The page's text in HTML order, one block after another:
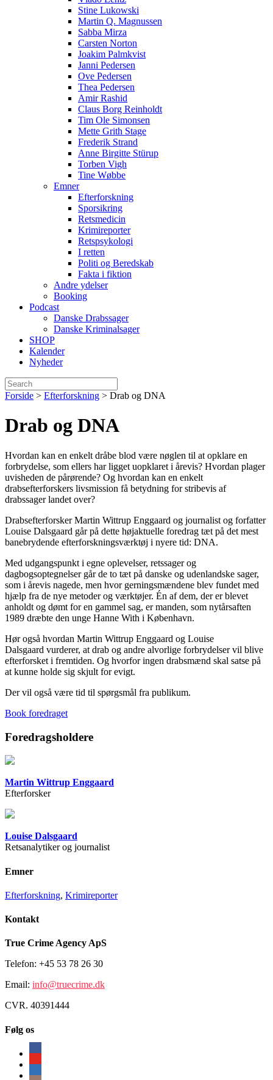
Stine Lukowski
Martin Q. Magnussen
Sabba Mirza
Carsten Norton
Joakim Palmkvist
Janni Pedersen
Ove Pedersen
Thea Pedersen
Amir Rashid
Claus Borg Reinholdt
Tim Ole Simonsen
Mette Grith Stage
Frederik Strand
Anne Birgitte Stürup
Torben Vigh
Tine Wøbbe
Emner
Efterforskning
Sporsikring
Retsmedicin
Krimireporter
Retspsykologi
I retten
Politi og Beredskab
Fakta i fiktion
Andre ydelser
Booking
Podcast
Danske Drabssager
Danske Kriminalsager
SHOP
Kalender
Nyheder
Forside > Efterforskning > Drab og DNA
Drab og DNA
Hvordan kan en enkelt dråbe blod være nøglen til at opklare en
forbrydelse, som ellers har ligget uopklaret i årevis? Hvordan plager
uvisheden de pårørende? Og hvordan kan en enkelt
drabsefterforskers livsmission få betydning for stribevis af
drabssager landet over?
Drabsefterforsker Martin Wittrup Enggaard og journalist og forfatter
Louise Dalsgaard går på dette højaktuelle foredrag tæt på det mest
banebrydende efterforskningsværktøj i nyere tid: DNA.
Med udgangspunkt i egne oplevelser, retssager og
dagbogsoptegnelser går de to tæt på danske og udenlandske sager,
som i årevis nagede, men hvor gerningsmændene blev fundet med
hjælp fra de nye metoder og værktøjer. Én af dem, der er blevet
anholdt og dømt for en gammel sag, er manden, som nytårsaften
1989 dræbte den unge Hanne With i København.
Hør også hvordan Martin Wittrup Enggaard og Louise
Dalsgaard vurderer, at drab og andre alvorlige forbrydelser vil blive
efterforsket i fremtiden. Og hvorfor ingen drabsmænd skal satse på
at kunne holde sig skjult for evigt.
Der vil også være tid til spørgsmål fra publikum.
Book foredraget
Foredragsholdere
Martin Wittrup Enggaard
Efterforsker
Louise Dalsgaard
Retsanalytiker og journalist
Emner
Efterforskning, Krimireporter
Kontakt
True Crime Agency ApS
Telefon: +45 53 78 26 30
Email: info@truecrime.dk
CVR. 40391444
Følg os